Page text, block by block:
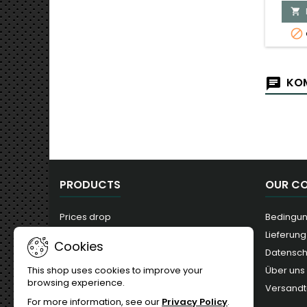


PRODUCTS
Prices drop
Best sales
OUR
Lieferung
Über uns
Cookies
This shop uses cookies to improve your
browsing experience.
For more information, see our Privacy Policy.